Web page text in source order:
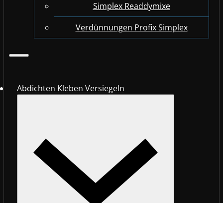
Simplex Readdymixe
Verdünnungen Profix Simplex
Abdichten Kleben Versiegeln